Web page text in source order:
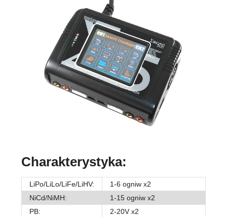
Charakterystyka:
LiPo/LiLo/LiFe/LiHV:
1-6 ogniw x2
NiCd/NiMH:
1-15 ogniw x2
PB:
2-20V x2